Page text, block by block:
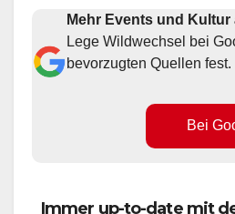
Mehr Events und
Lege Wildwechsel bei
bevorzugten Quellen fest.
Bei
Immer up-to-date mit